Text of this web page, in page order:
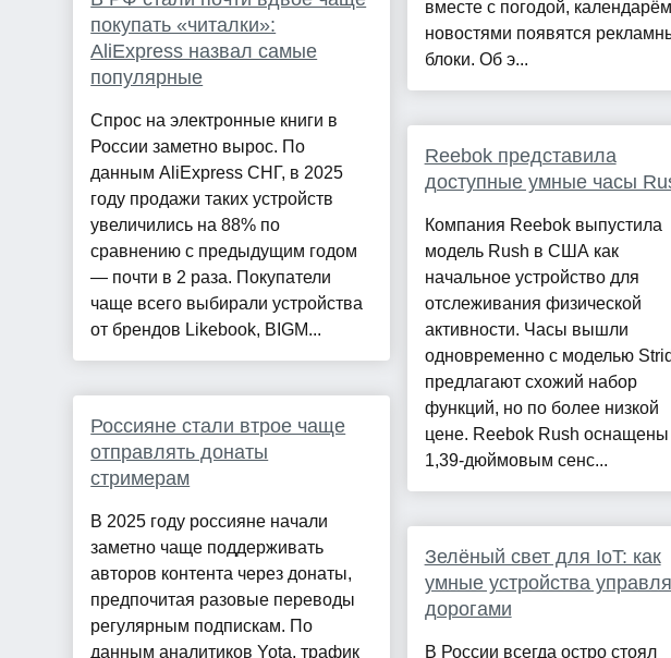
покупать «читалки»:
AliExpress назвал самые
популярные
Спрос на электронные книги в
России заметно вырос. По
данным AliExpress СНГ, в 2025
году продажи таких устройств
увеличились на 88% по
сравнению с предыдущим годом
— почти в 2 раза. Покупатели
чаще всего выбирали устройства
от брендов Likebook, BIGM...
Россияне стали втрое чаще
отправлять донаты
стримерам
В 2025 году россияне начали
заметно чаще поддерживать
авторов контента через донаты,
предпочитая разовые переводы
регулярным подпискам. По
данным аналитиков Yota, трафик
вместе с погодой,
новостями появятся
блоки. Об э...
Reebok представила
доступные умные часы
Компания Reebok выпустила
модель Rush в США как
начальное устройство для
отслеживания физической
активности. Часы вышли
одновременно с моделью
предлагают схожий набор
функций, но по более низкой
цене. Reebok Rush оснащены
1,39-дюймовым сенс...
Зелёный свет для IoT: как
умные устройства
дорогами
В России всегда остро стоял